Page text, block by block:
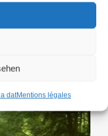
datMentions légales